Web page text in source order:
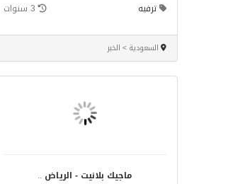
ترفيه 3 سنوات
السعودية > الخبر
ماجيك بلانيت - الرياض ..